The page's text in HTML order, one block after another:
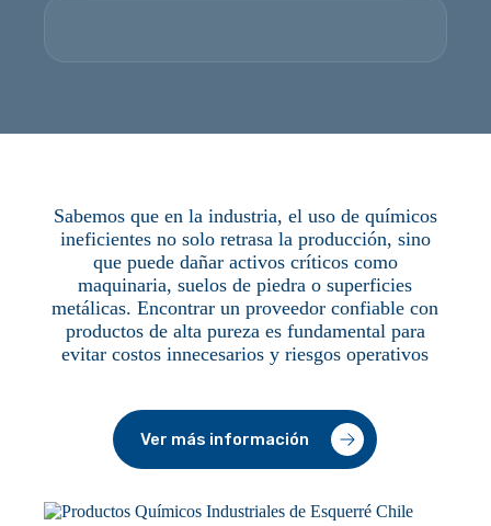
Sabemos que en la industria, el uso de químicos
ineficientes no solo retrasa la producción, sino
que puede dañar activos críticos como
maquinaria, suelos de piedra o superficies
metálicas. Encontrar un proveedor confiable con
productos de alta pureza es fundamental para
evitar costos innecesarios y riesgos operativos
Ver más información